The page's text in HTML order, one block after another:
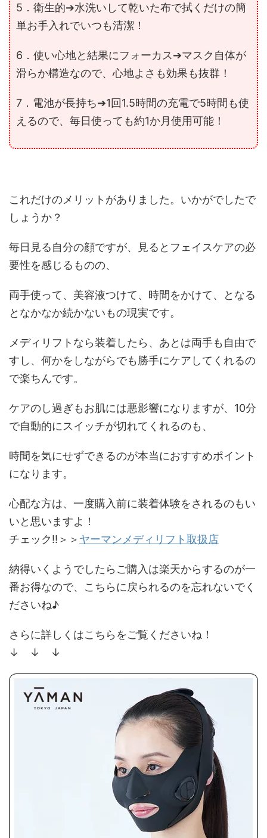
5．衛生的➔水洗いして乾いた布で拭くだけの簡
単お手入れでいつも清潔！
6．使い心地と結果にフォーカス➔マスク自体が
滑らか構造なので、心地よさも効果も抜群！
7．電池が長持ち➔1回1.5時間の充電で5時間も使
えるので、毎日使っても約1か月使用可能 ！
これだけのメリットがありました。いかがでしたで
しょうか？
毎日見る自分の顔ですが、見るとフェイスケアの必
要性を感じるものの、
両手使って、美容液つけて、時間をかけて、となる
となかなか続かないもの現実です。
メディリフトなら装着したら、あとは両手も自由で
すし、何かをしながらでも勝手にケアしてくれるの
で楽ちんです。
ケアのし過ぎもお肌には悪影響になりますが、10分
で自動的にスイッチが切れてくれるのも、
時間を気にせずできるのが本当におすすめポイント
になります。
心配な方は、一度購入前に装着体験をされるのもい
いと思いますよ！
チェック‼＞＞ ヤーマンメディリフト取扱店
納得いくようでしたらご購入は楽天からするのが一
番お得なので、こちらに戻られるのを忘れないでく
ださいね♪
さらに詳しくはこちらをご覧くださいね！
↓ ↓ ↓